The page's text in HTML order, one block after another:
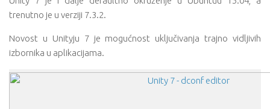
trenutno je u verziji 7.3.2.
Novost u Unityju 7 je mogućnost uključivanja trajno vidljivih
izbornika u aplikacijama.